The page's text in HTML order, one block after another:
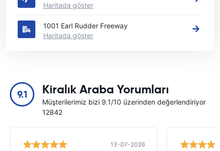
Haritada göster
1001 Earl Rudder Freeway
Haritada göster
9.1 Kiralık Araba Yorumları
Müşterilerimiz bizi 9.1/10 üzerinden değerlendiriyor
12842
13-07-2026